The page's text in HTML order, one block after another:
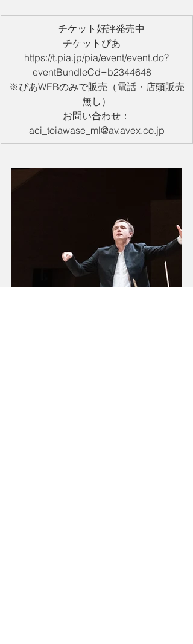
​　チケット好評発売中
チケットぴあ
https://t.pia.jp/pia/event/event.do?
eventBundleCd=b2344648
※ぴあWEBのみで販売（電話・店頭販売
無し）
お問い合わせ：
aci_toiawase_ml@av.avex.co.jp